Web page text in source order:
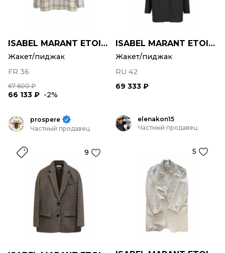
ISABEL MARANT ETOILE
Жакет/пиджак
FR 36
67 600 ₽
66 133 ₽ -2%
ISABEL MARANT ETOILE
Жакет/пиджак
RU 42
69 333 ₽
prospere
Частный продавец
9
elenakon15
Частный продавец
5